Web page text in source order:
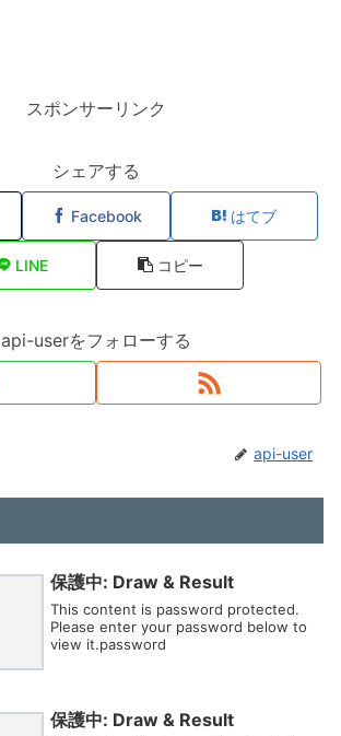
スポンサーリンク
シェアする
Facebook はてブ
LINE コピー
api-userをフォローする
api-user
保護中: Draw & Result
This content is password protected.
Please enter your password below to
view it.password
保護中: Draw & Result